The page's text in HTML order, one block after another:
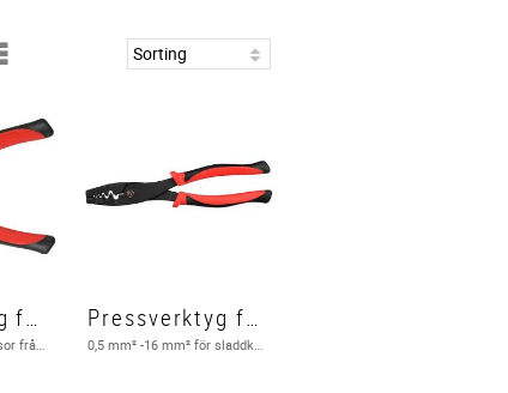
Pressverktyg för ändhylsor
Pressar enkelt ändhylsor​ från 0,25 mm² till 2,5 mm²
Pressverktyg för ändhylsor 0,5 mm² -16 mm²
0,5 mm² -16 mm² för sladdkontakter - ändhylsor